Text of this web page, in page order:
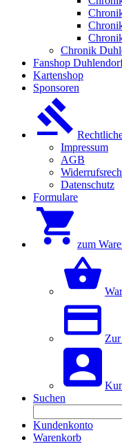
Chronik
Fanshop
Kartenshop
Sponsoren
Impressum
AGB
Datenschutz
Formulare
zum
Zur
Suchen
Kundenkonto
Warenkorb